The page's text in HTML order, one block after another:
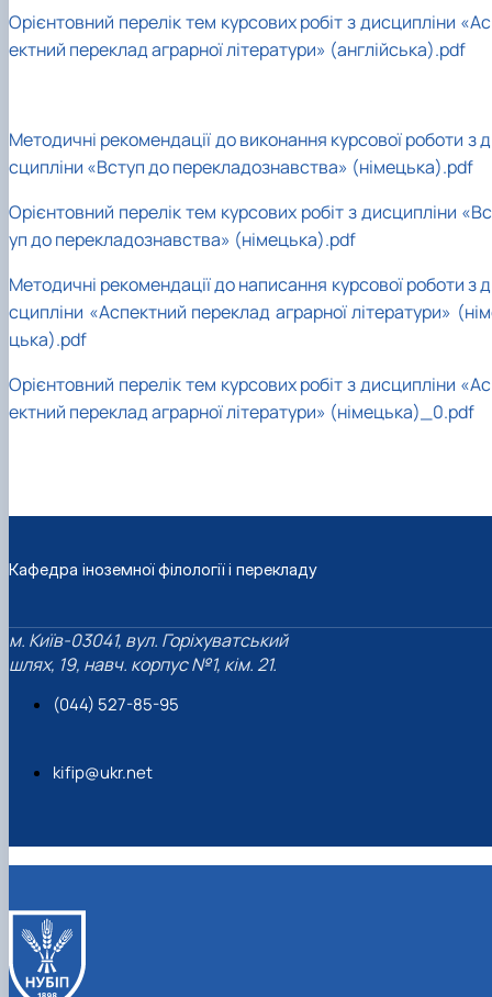
Орієнтовний перелік тем курсових робіт з дисципліни
ектний переклад аграрної літератури» (англійська).pdf
Методичні рекомендації до виконання курсової роботи з
сципліни «Вступ до перекладознавства» (німецька).pdf
Орієнтовний перелік тем курсових робіт з дисципліни
уп до перекладознавства» (німецька).pdf
Методичні рекомендації до написання курсової роботи з
сципліни «Аспектний переклад аграрної літератури»
цька).pdf
Орієнтовний перелік тем курсових робіт з дисципліни
ектний переклад аграрної літератури» (німецька)_0.pdf
Кафедра іноземної філології і перекладу
м. Київ-03041, вул. Горіхуватський
шлях, 19, навч. корпус №1, кім. 21.
(044) 527-85-95
kifip@ukr.net